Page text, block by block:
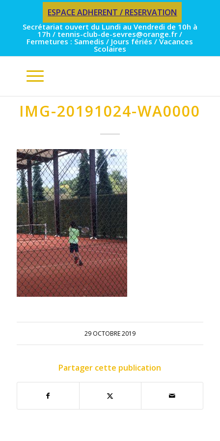
ESPACE ADHERENT / RESERVATION
Secrétariat ouvert du Lundi au Vendredi de 10h à
17h / tennis-club-de-sevres@orange.fr /
Fermetures : Samedis / Jours fériés / Vacances
Scolaires
IMG-20191024-WA0000
29 OCTOBRE 2019
Partager cette publication